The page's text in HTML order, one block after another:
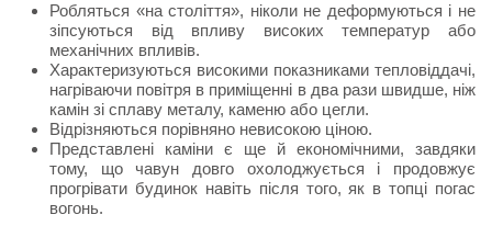
Робляться «на століття», ніколи не деформуються і не
зіпсуються від впливу високих температур або
механічних впливів.
Характеризуються високими показниками тепловіддачі,
нагріваючи повітря в приміщенні в два рази швидше, ніж
камін зі сплаву металу, каменю або цегли.
Відрізняються порівняно невисокою ціною.
Представлені каміни є ще й економічними, завдяки
тому, що чавун довго охолоджується і продовжує
прогрівати будинок навіть після того, як в топці погас
вогонь.